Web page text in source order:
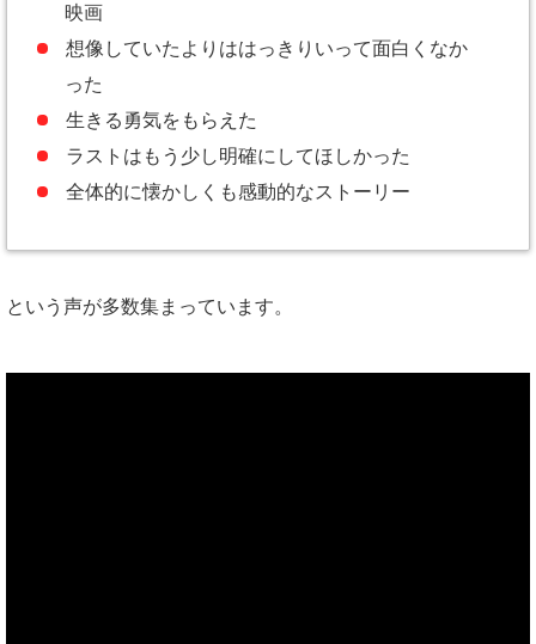
映画
想像していたよりははっきりいって面白くなか
った
生きる勇気をもらえた
ラストはもう少し明確にしてほしかった
全体的に懐かしくも感動的なストーリー
という声が多数集まっています。